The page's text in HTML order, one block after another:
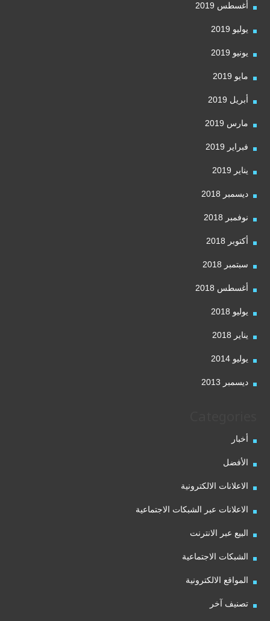
أغسطس 2019
يوليو 2019
يونيو 2019
مايو 2019
أبريل 2019
مارس 2019
فبراير 2019
يناير 2019
ديسمبر 2018
نوفمبر 2018
أكتوبر 2018
سبتمبر 2018
أغسطس 2018
يوليو 2018
يناير 2018
يوليو 2014
ديسمبر 2013
أخبار
الأفضل
الاعلانات الالكترونية
الاعلانات عبر الشبكات الاجتماعية
البيع عبر الانترنت
الشبكات الاجتماعية
المواقع الالكترونية
تصنيف آخر